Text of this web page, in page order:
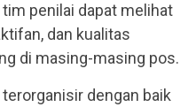
tim penilai dapat melihat
dan kualitas
di masing-masing pos.
dengan baik